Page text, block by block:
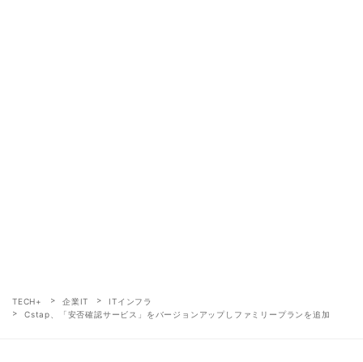
TECH+ 企業IT
ITインフラ
Cstap、「安否確認サービス」をバージョンアップしファミリープランを追加